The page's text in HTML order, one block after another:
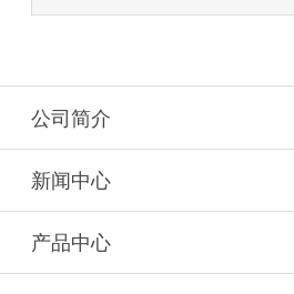
公司简介
新闻中心
产品中心